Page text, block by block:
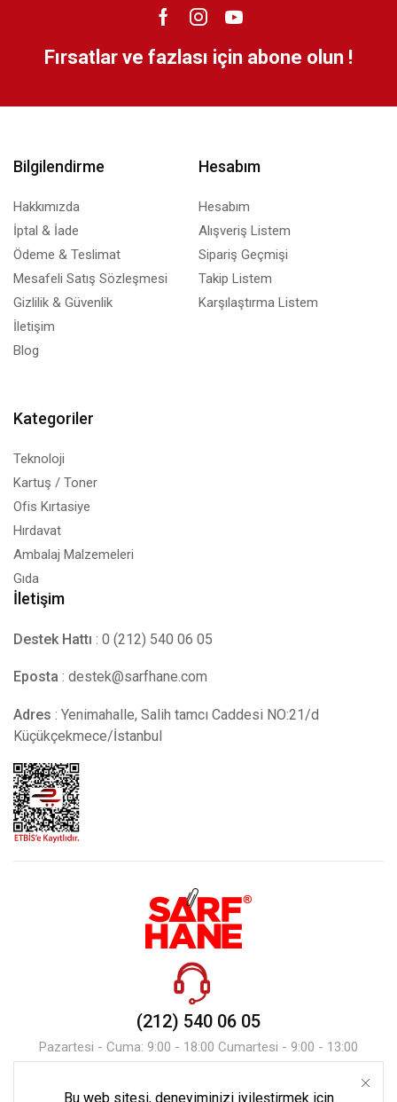
Fırsatlar ve fazlası için abone olun !
Bilgilendirme
Hakkımızda
İptal & İade
Ödeme & Teslimat
Mesafeli Satış Sözleşmesi
Gizlilik & Güvenlik
İletişim
Blog
Hesabım
Hesabım
Alışveriş Listem
Sipariş Geçmişi
Takip Listem
Karşılaştırma Listem
Kategoriler
Teknoloji
Kartuş / Toner
Ofis Kırtasiye
Hırdavat
Ambalaj Malzemeleri
Gıda
İletişim
Destek Hattı : 0 (212) 540 06 05
Eposta : destek@sarfhane.com
Adres : Yenimahalle, Salih tamcı Caddesi NO:21/d
Küçükçekmece/İstanbul
(212) 540 06 05
Pazartesi - Cuma: 9:00 - 18:00 Cumartesi - 9:00 - 13:00
Bu web sitesi, deneyiminizi iyileştirmek için